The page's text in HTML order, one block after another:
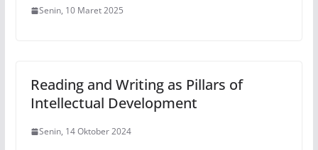
Senin, 10 Maret 2025
Reading and Writing as Pillars of
Intellectual Development
Senin, 14 Oktober 2024